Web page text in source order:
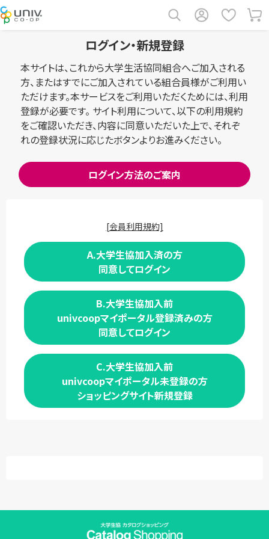
ログイン・新規登録
本サイトは、これから大学生活協同組合へご加入される
方、またはすでにご加入されている組合員様がご利用い
ただけます。本サービスをご利用いただくためには、利用
登録が必要です。 サイト利用について、以下の利用規約
をご確認いただき、内容に同意いただいた上で、それぞ
れの登録状況に応じたボタンよりお進みください。
ログイン方法のご案内
[会員利用規約]
A.大学生協加入済の方
同意してログイン
B.大学生協加入前
univcoopマイポータル登録済みの方
同意してログイン
C.大学生協加入前
univcoopマイポータル未登録の方
ショッピングサイト新規登録